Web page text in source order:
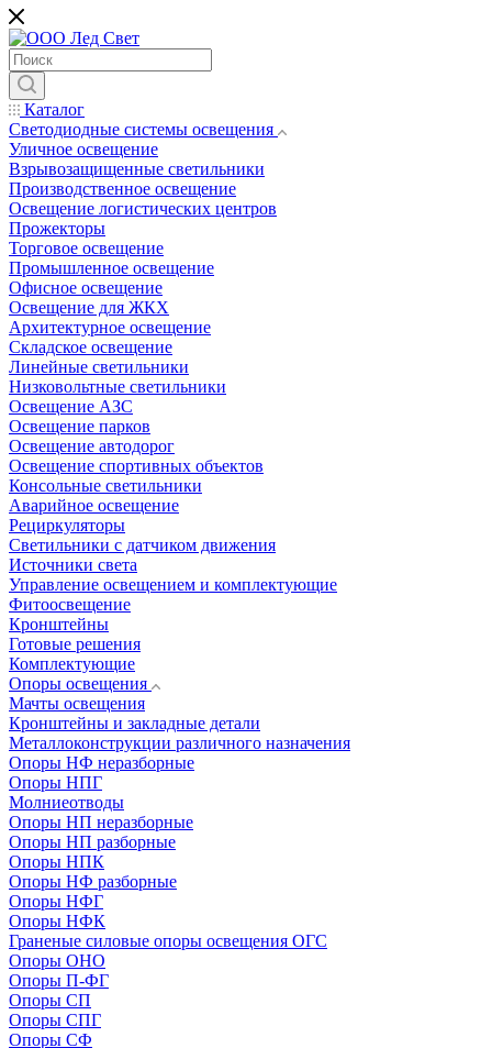
Каталог
Светодиодные системы освещения
Уличное освещение
Взрывозащищенные светильники
Производственное освещение
Освещение логистических центров
Прожекторы
Торговое освещение
Промышленное освещение
Офисное освещение
Освещение для ЖКХ
Архитектурное освещение
Складское освещение
Линейные светильники
Низковольтные светильники
Освещение АЗС
Освещение парков
Освещение автодорог
Освещение спортивных объектов
Консольные светильники
Аварийное освещение
Рециркуляторы
Светильники с датчиком движения
Источники света
Управление освещением и комплектующие
Фитоосвещение
Кронштейны
Готовые решения
Комплектующие
Опоры освещения
Мачты освещения
Кронштейны и закладные детали
Металлоконструкции различного назначения
Опоры НФ неразборные
Опоры НПГ
Молниеотводы
Опоры НП неразборные
Опоры НП разборные
Опоры НПК
Опоры НФ разборные
Опоры НФГ
Опоры НФК
Граненые силовые опоры освещения ОГС
Опоры ОНО
Опоры П-ФГ
Опоры СП
Опоры СПГ
Опоры СФ